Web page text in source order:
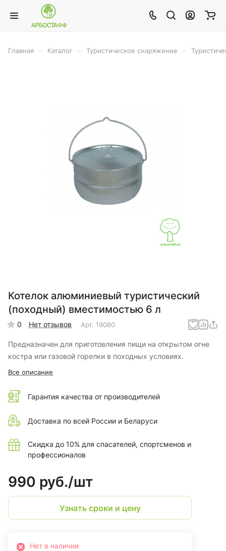
Главная Каталог Туристическое снаряжение
Котелок алюминиевый туристический
(походный) вместимостью 6 л
0 Нет отзывов Арт. 19060
Предназначен для приготовления пищи на открытом огне
костра или газовой горелки в походных условиях.
Все описание
Гарантия качества от производителей
Доставка по всей России и Беларуси
Скидка до 10% для спасателей, спортсменов и
профессионалов
990 руб./шт
Узнать сроки и цену
Нет в наличии